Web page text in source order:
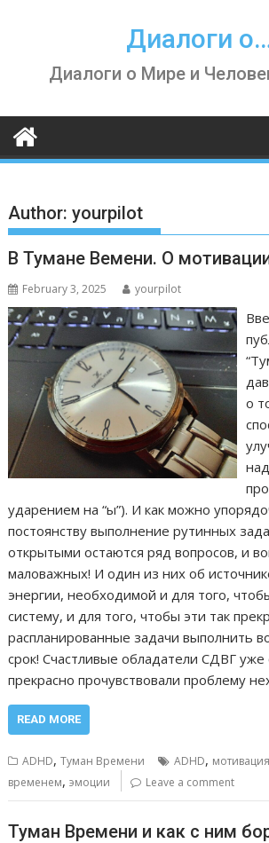
Диалоги
Диалоги о Мире и
Author:yourpilot
В Тумане Вемени. О
February 3, 2025 yourpilot
о
ударением на “ы”). И как можно
постоянству выполнение рутинных
открытыми остаются ряд вопросов, и
маловажных! И один из них об
энергии, необходимой и для того,
систему, и для того, чтобы эти так
распланированные задачи выполнить
срок! Счастливые обладатели СДВГ уже
прекрасно прочувствовали проблему
READ MORE
ADHD,Туман Времени ADHD, мотивация
временем,эмоции Leave a comment
Туман Времени и как с ним